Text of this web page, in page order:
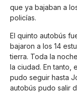
que ya bajaban a
policías.
El quinto autobús
bajaron a los 14
tierra. Toda la
la ciudad. En tanto,
pudo seguir hasta
autobús pudo salir